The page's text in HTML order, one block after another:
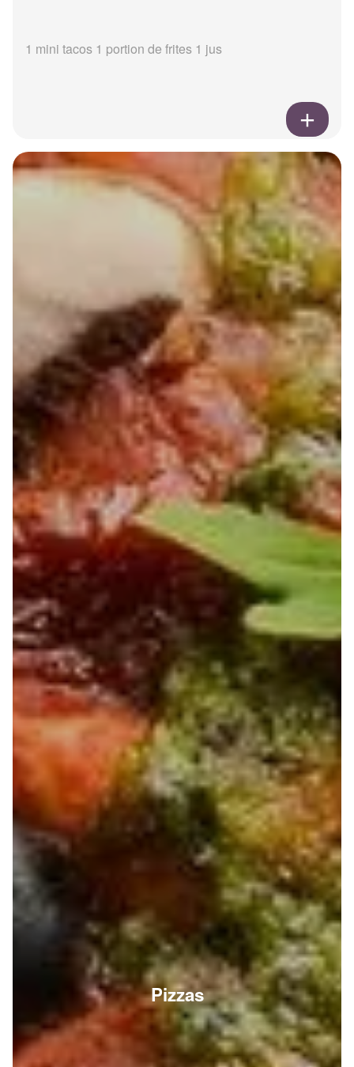
1 mini tacos 1 portion de frites 1 jus
Pizzas